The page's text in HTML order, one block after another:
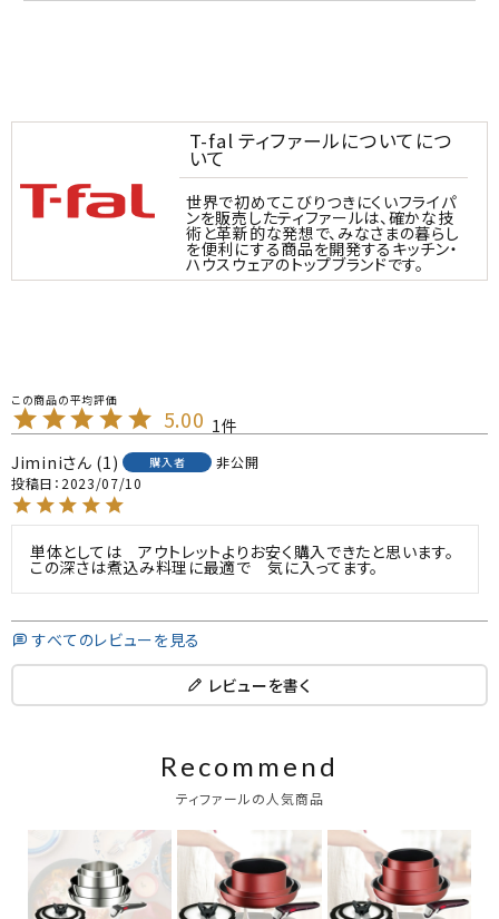
T-fal ティファールについてにつ
いて
世界で初めてこびりつきにくいフライパ
ンを販売したティファールは、確かな技
術と革新的な発想で、みなさまの暮らし
を便利にする商品を開発するキッチン・
ハウスウェアのトップブランドです。
5.00 1
Jimini
1 購入者
非公開
投稿日 2023/07/10
単体としては　アウトレットよりお安く購入できたと思います。
この深さは煮込み料理に最適で　気に入ってます。
すべてのレビューを見る
レビューを書く
Recommend
ティファールの人気商品